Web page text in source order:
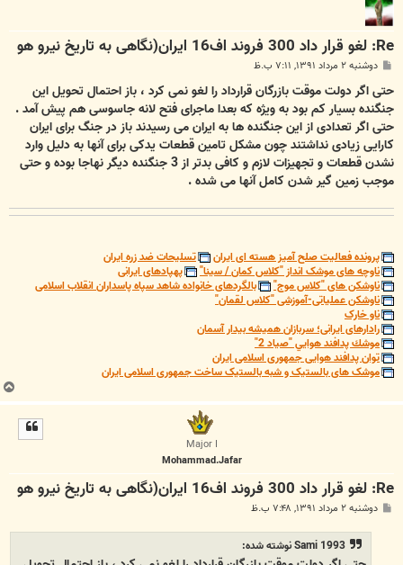
Re: لغو قرار داد 300 فروند اف16 ایران(نگاهی به تاریخ نیرو هو
پ
ت
دوشنبه ۲ مرداد ۱۳۹۱, ۷:۱۱ ب.ظ
حتی اگر دولت موقت بازرگان قرارداد را لغو نمی کرد ، باز احتمال تحویل این
جنگنده بسیار کم بود به ویژه که بعدا ماجرای فتح لانه جاسوسی هم پیش آمد .
حتی اگر تعدادی از این جنگنده ها به ایران می رسیدند باز در جنگ برای ایران
کارایی زیادی نداشتند چون مشکل تامین قطعات یدکی برای آنها به دلیل وارد
نشدن قطعات و تجهیزات لازم و کافی بدتر از 3 جنگنده دیگر نهاجا بوده و حتی
موجب زمین گیر شدن کامل آنها می شده .
پرونده فعالیت صلح آمیز هسته ای ایران
تسلیحات ضد زره ایران
ناوچه های موشک انداز "کلاس کمان / سینا"
پهپادهای ایرانی
ناوشکن های "کلاس موج"
بالگردهای خانواده شاهد سپاه پاسداران انقلاب اسلامی
ناوشکن عملیاتی-آموزشی "کلاس لقمان"
ناو خارک
رادارهای ایرانی؛ سربازان همیشه بیدار آسمان
موشك پدافند هوايي "صياد 2"
توان پدافند هوایی جمهوری اسلامی ایران
موشک های بالستیک و شبه بالستیک ساخت جمهوری اسلامی ایران
ب
ا
Major I
Mohammad.Jafar
Re: لغو قرار داد 300 فروند اف16 ایران(نگاهی به تاریخ نیرو هو
پ دوشنبه ۲ مرداد ۱۳۹۱, ۷:۴۸ ب.ظ
Sami 1993 نوشته شده: